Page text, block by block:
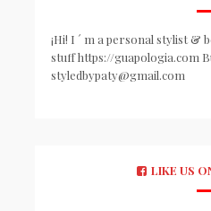
¡Hi! I ´ m a personal stylist &
stuff https://guapologia.com
styledbypaty@gmail.com
LIKE US